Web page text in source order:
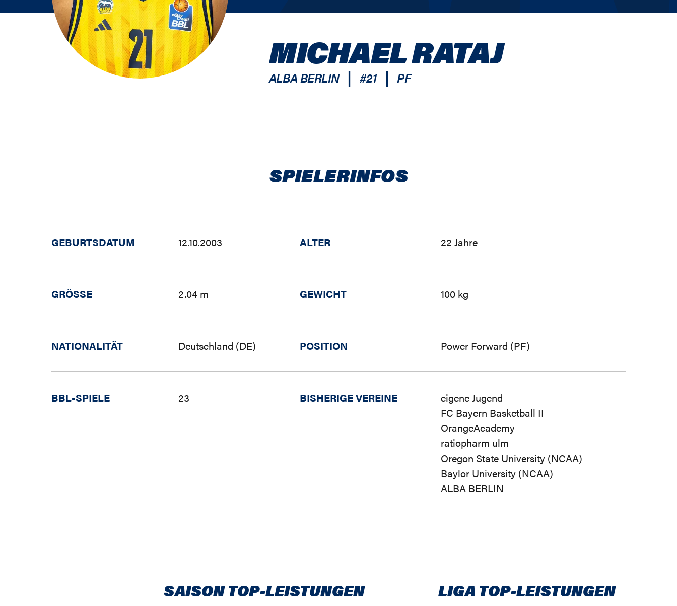
MICHAEL RATAJ
ALBA BERLIN | #21 | PF
SPIELERINFOS
GEBURTSDATUM 12.10.2003 ALTER 22 Jahre
GRÖSSE 2.04 m GEWICHT 100 kg
NATIONALITÄT Deutschland (DE) POSITION Power Forward (PF)
BBL-SPIELE 23 BISHERIGE VEREINE
eigene Jugend
FC Bayern Basketball II
OrangeAcademy
ratiopharm ulm
Oregon State University (NCAA)
Baylor University (NCAA)
ALBA BERLIN
SAISON TOP-LEISTUNGEN LIGA TOP-LEISTUNGEN